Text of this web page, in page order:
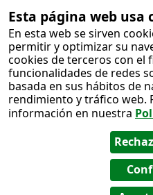
Esta página web usa
En esta web se sirven
permitir y optimizar su
cookies de terceros con el
funcionalidades de redes
basada en sus hábitos de
rendimiento y tráfico web.
información en nuestra